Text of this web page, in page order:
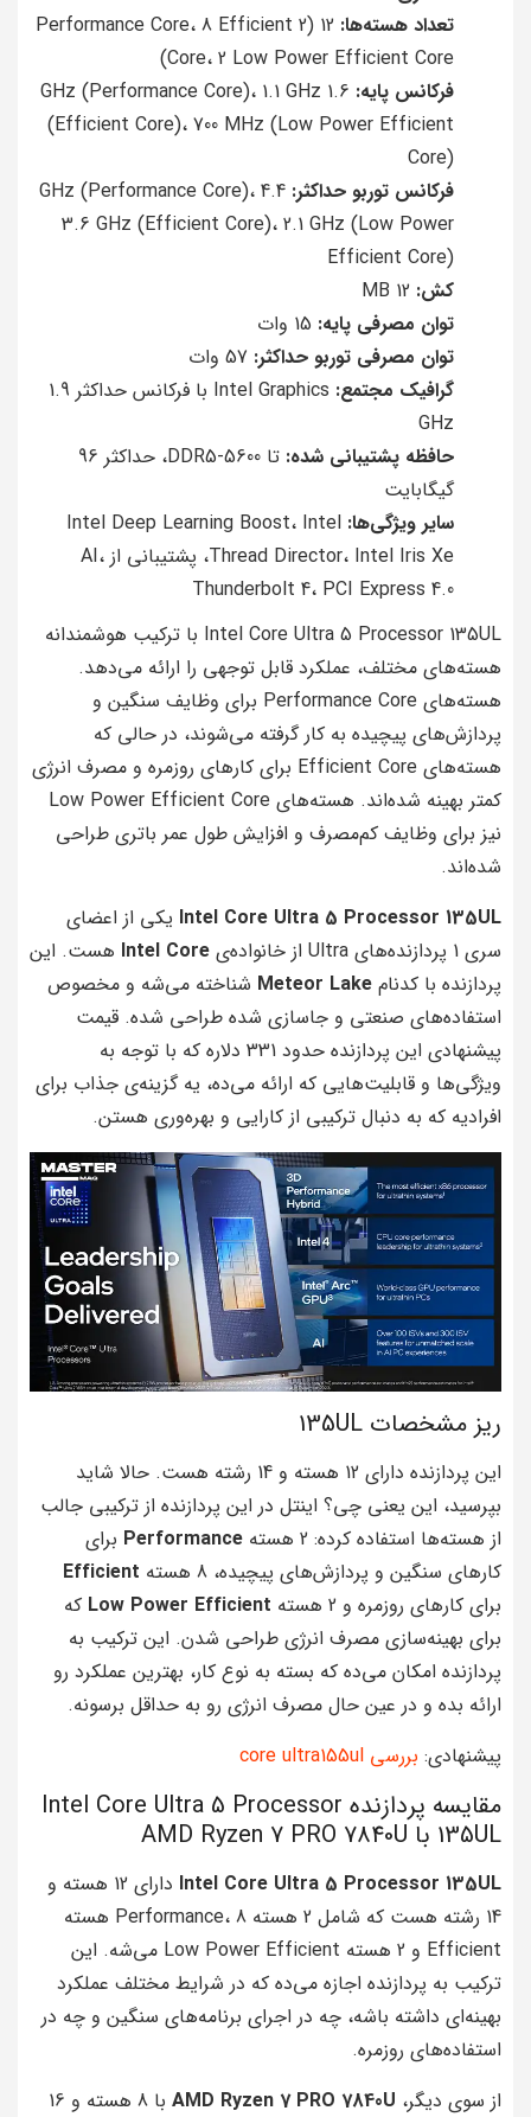
تعداد هسته‌ها:
12 (2 Performance Core، 8 Efficient
Core، 2 Low Power Efficient Core)
فرکانس پایه:
1.6 GHz (Performance Core)، 1.1 GHz
(Efficient Core)، 700 MHz (Low Power Efficient
Core)
فرکانس توربو حداکثر:
4.4 GHz (Performance Core)،
3.6 GHz (Efficient Core)، 2.1 GHz (Low Power
Efficient Core)
کش:
توان مصرفی پایه:
توان مصرفی توربو حداکثر:
گرافیک مجتمع:
Intel Graphics با فرکانس حداکثر 1.9
GHz
حافظه پشتیبانی شده:
تا DDR5-5600، حداکثر 96
گیگابایت
سایر ویژگی‌ها: Intel Deep Learning Boost، Intel
Thread Director، Intel Iris Xe، پشتیبانی از AI،
Thunderbolt 4، PCI Express 4.0
Intel Core Ultra 5 Processor 135UL با ترکیب هوشمندانه
هسته‌های مختلف، عملکرد قابل توجهی را ارائه می‌دهد.
هسته‌های Performance Core برای وظایف سنگین و
پردازش‌های پیچیده به کار گرفته می‌شوند، در حالی که
هسته‌های Efficient Core برای کارهای روزمره و مصرف انرژی
کمتر بهینه شده‌اند. هسته‌های Low Power Efficient Core
نیز برای وظایف کم‌مصرف و افزایش طول عمر باتری طراحی
شده‌اند.
Intel Core Ultra 5 Processor 135UL یکی از اعضای
سری 1 پردازنده‌های Ultra از خانواده‌ی
Intel Core هست. این
پردازنده با کدنام Meteor Lake شناخته می‌شه و مخصوص
استفاده‌های صنعتی و جاسازی شده طراحی شده. قیمت
پیشنهادی این پردازنده حدود 331 دلاره که با توجه به
ویژگی‌ها و قابلیت‌هایی که ارائه می‌ده، یه گزینه‌ی جذاب برای
افرادیه که به دنبال ترکیبی از کارایی و بهره‌وری هستن.
ریز مشخصات 135UL
این پردازنده دارای 12 هسته و 14 رشته هست. حالا شاید
بپرسید، این یعنی چی؟ اینتل در این پردازنده از ترکیبی جالب
از هسته‌ها استفاده کرده: 2 هسته
Performance برای
کارهای سنگین و پردازش‌های پیچیده، 8 هسته
Efficient
برای کارهای روزمره و 2 هسته
Low Power Efficient که
برای بهینه‌سازی مصرف انرژی طراحی شدن. این ترکیب به
پردازنده امکان می‌ده که بسته به نوع کار، بهترین عملکرد رو
ارائه بده و در عین حال مصرف انرژی رو به حداقل برسونه.
پیشنهادی: بررسی core ultra155ul
مقایسه پردازنده Intel Core Ultra 5 Processor
135UL با AMD Ryzen 7 PRO 7840U
Intel Core Ultra 5 Processor 135UL
دارای 12 هسته و
14 رشته هست که شامل 2 هسته Performance، 8 هسته
Efficient و 2 هسته Low Power Efficient می‌شه. این
ترکیب به پردازنده اجازه می‌ده که در شرایط مختلف عملکرد
بهینه‌ای داشته باشه، چه در اجرای برنامه‌های سنگین و چه در
استفاده‌های روزمره.
از سوی دیگر، AMD Ryzen 7 PRO 7840U با 8 هسته و 16